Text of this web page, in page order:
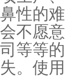
鼻性的
会不愿
司等等
失。使